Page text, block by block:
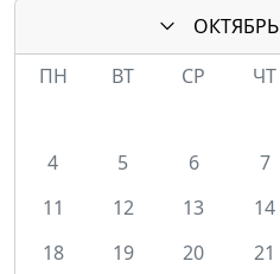
ОКТЯБРЬ
ПН
ВТ СР ЧТ
4
5 6 7
11
12 13 14
18
19 20 21